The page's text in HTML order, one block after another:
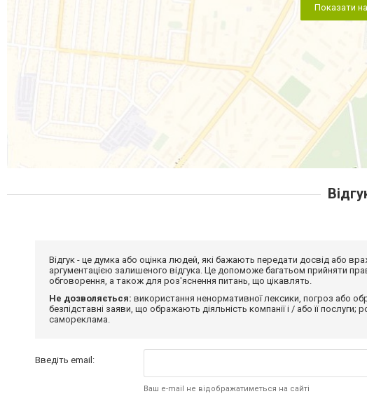
Показати
Відгук - це думка або оцінка людей, які бажають передати досвід або
аргументацією залишеного відгука. Це допоможе багатьом прийняти
обговорення, а також для роз'яснення питань, що цікавлять.
Не дозволяється: використання ненормативної лексики, погроз або
безпідставні заяви, що ображають діяльність компанії і / або її
самореклама.
Введіть email:
Ваш e-mail не відображатиметься на сайті